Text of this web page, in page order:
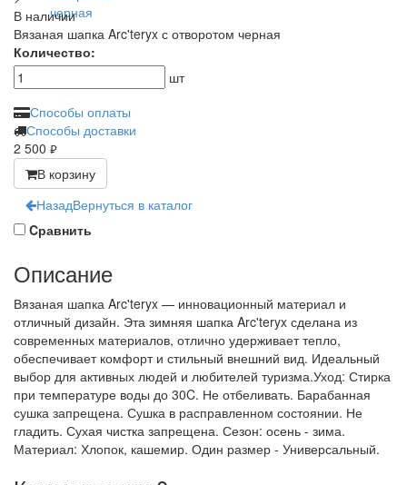
В наличии
Вязаная шапка Arc'teryx с отворотом черная
Количество:
шт
Способы оплаты
Способы доставки
2 500 руб.
В корзину
НазадВернуться в каталог
Cравнить
Описание
Вязаная шапка Arc'teryx — инновационный материал и
отличный дизайн. Эта зимняя шапка Arc'teryx сделана из
современных материалов, отлично удерживает тепло,
обеспечивает комфорт и стильный внешний вид. Идеальный
выбор для активных людей и любителей туризма.Уход: Стирка
при температуре воды до 30C. Не отбеливать. Барабанная
сушка запрещена. Сушка в расправленном состоянии. Не
гладить. Сухая чистка запрещена. Сезон: осень - зима.
Материал: Хлопок, кашемир. Один размер - Универсальный.